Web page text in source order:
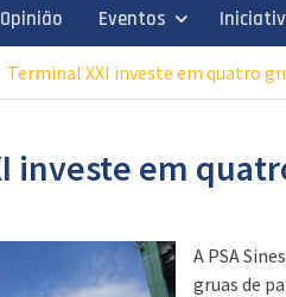
Opinião Eventos
Terminal XXI investe em quatro
investe em
A PSA
gruas de